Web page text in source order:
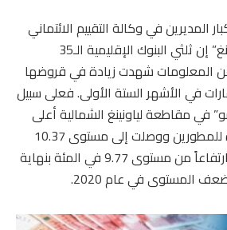
في وكالة التقييم الائتماني
“أس أند بي غلوبال ريتينغ” إن ثلثي البنوك الإقليمية الـ35
المعلومات شهدت زيادة في قروضها
في الأشهر الستة الأولى. فعلى سبيل
في مقاطعة لياونينغ الشمالية أعلى
نسبة للقروض المتعثرة للمطورين ووصلت إلى مستوى 10.37
في المئة بنهاية يونيو ارتفاعاً من مستوى 9.77 في المئة بنهاية
المستوى في عام 2020.